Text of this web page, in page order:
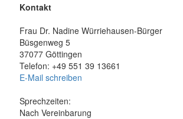
Kontakt
Frau Dr. Nadine Würriehausen-Bürger
Büsgenweg 5
37077 Göttingen
Telefon: +49 551 39 13661
E-Mail schreiben
Sprechzeiten:
Nach Vereinbarung